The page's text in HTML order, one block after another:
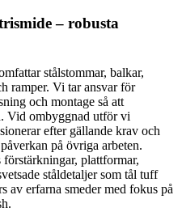
– robusta
stålstommar, balkar,
ramper. Vi tar ansvar för
och montage så att
Vid ombyggnad utför vi
efter gällande krav och
på övriga arbeten.
plattformar,
ståldetaljer som tål tuff
av erfarna smeder med fokus på